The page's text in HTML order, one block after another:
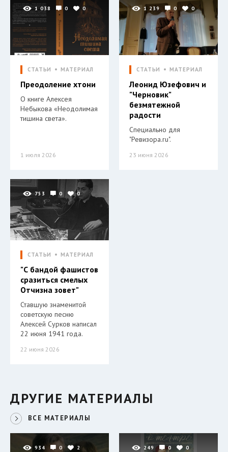
1 038 0 0
СТАТЬИ МАТЕРИАЛ
Преодоление хтони
О книге Алексея
Небыкова «Неодолимая
тишина света».
1 июля 2026
1 239 0 0
СТАТЬИ МАТЕРИАЛ
Леонид Юзефович и
"Черновик"
безмятежной
радости
Специально для
"Ревизора.ru".
23 июня 2026
753 0 0
СТАТЬИ МАТЕРИАЛ
"С бандой фашистов
сразиться смелых
Отчизна зовет"
Ставшую знаменитой
советскую песню
Алексей Сурков написал
22 июня 1941 года.
22 июня 2026
ДРУГИЕ МАТЕРИАЛЫ
ВСЕ МАТЕРИАЛЫ
934 0 2 249 0 0